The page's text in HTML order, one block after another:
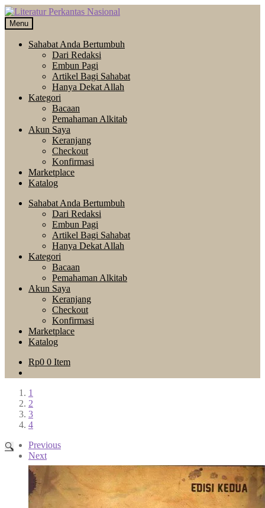
Skip
to
navigation
Langsung
ke
isi
Menu
Sahabat Anda Bertumbuh
Dari Redaksi
Embun Pagi
Artikel Bagi Sahabat
Hanya Dekat Allah
Kategori
Bacaan
Pemahaman Alkitab
Akun Saya
Keranjang
Checkout
Konfirmasi
Marketplace
Katalog
Sahabat Anda Bertumbuh
Dari Redaksi
Embun Pagi
Artikel Bagi Sahabat
Hanya Dekat Allah
Kategori
Bacaan
Pemahaman Alkitab
Akun Saya
Keranjang
Checkout
Konfirmasi
Marketplace
Katalog
Rp0 0 Item
1
2
3
4
Previous
Next
🔍